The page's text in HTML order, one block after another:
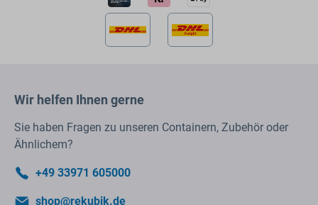
Wir helfen Ihnen gerne
Sie haben Fragen zu unseren Containern, Zubehör oder
Ähnlichem?
+49 33971 605000
shop@rekubik.de